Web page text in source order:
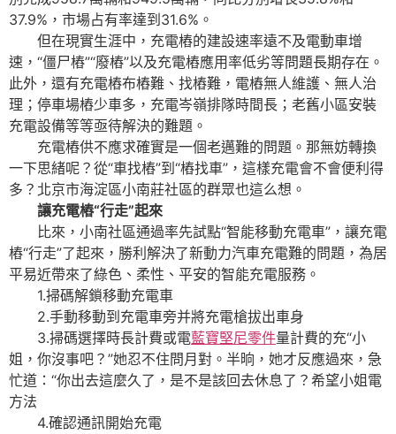
37.9%，市場占有率達到31.6%。
但在現實生涯中，充電樁的建設速率遠不及電動車增
速，“僵尸樁”“廢樁”以及充電樁應用率低劣等問題長期存在。
此外，還有充電樁布樁難、找樁難，電樁無人維護、無人治
理；停車場樁少車多，充電岑嶺排隊時間長；老舊小區安裝
充電設備等等亟待解決的難題。
充電樁供不應求確實是一個老邁難的問題。那無妨轉換
一下思緒呢？從“車找樁”到“樁找車”，這樣充電會不會便利得
多？北京市海淀區小南莊社區的群眾也這么想。
讓充電樁“行走”起來
比來，小南社區通過率先試點“智能移動充電車”，讓充電
樁“行走”了起來，勝利解決了新動力汽車充電難的問題，為居
平易近帶來了綠色、柔性、平安的智能充電服務。
1.掃碼解鎖移動充電車
2.手動移動到充電車旁并將充電槍拔出車身
3.掃碼選擇時長計費或電藍寶堅尼零件量計費的充“小
姐，你沒事吧？”她忍不住問月對。半晌，她才反應過來，急
忙道：“你出去這麼久了，是不是該回去休息了？希望小姐電
方法
4.確認通訊開始充電